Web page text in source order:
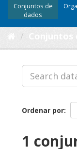
Conjuntos de
dados
Ordenar por
1